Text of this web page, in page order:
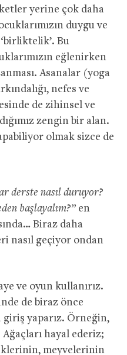
yerine çok daha
duygu ve
Bu
eğlenirken
Asanalar (yoga
nefes ve
de zihinsel ve
zengin bir alan.
olmak sizce de
derste nasıl duruyor?
başlayalım?” en
Biraz daha
nasıl geçiyor ondan
ve oyun kullanırız.
de biraz önce
giriş yaparız. Örneğin,
hayal ederiz;
meyvelerinin